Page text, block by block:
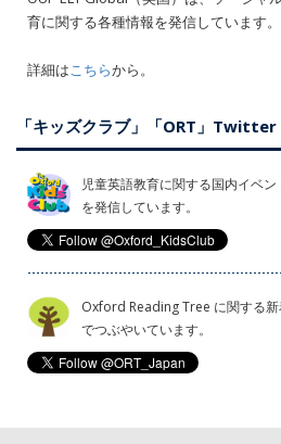
育に関する各種情報を発信しています。
詳細はこちらから。
「キッズクラブ」「ORT」Twitter
児童英語教育に関する国内イベ
を発信しています。
Oxford Reading Tree に関する
でつぶやいています。